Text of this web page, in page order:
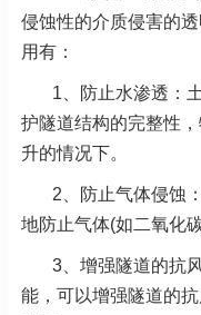
侵蚀性的介质侵害的
用有：
1、防止水渗透：
护隧道结构的完整性
升的情况下。
2、防止气体侵蚀
地防止气体(如二氧化
3、增强隧道的抗
能，可以增强隧道的